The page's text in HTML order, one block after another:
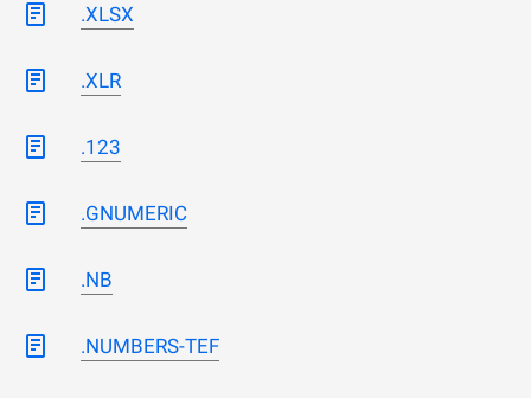
.XLSX
.XLR
.123
.GNUMERIC
.NB
.NUMBERS-TEF